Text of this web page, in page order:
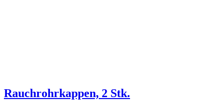
Rauchrohrkappen, 2 Stk.